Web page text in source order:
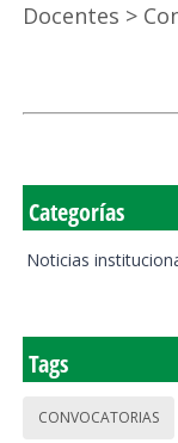
Docentes >
Categorías
Noticias
Tags
CONVOCATORIAS